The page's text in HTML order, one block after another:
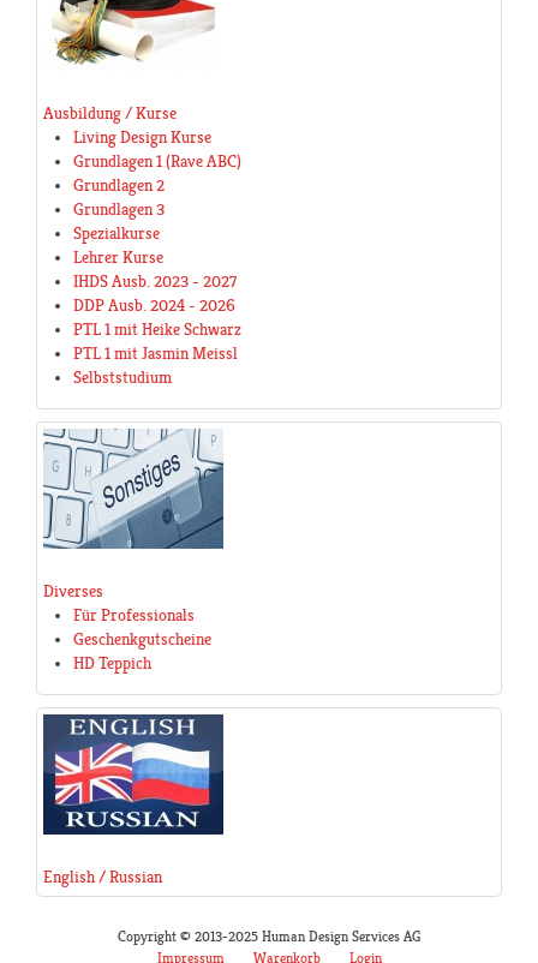
Ausbildung / Kurse
Living Design Kurse
Grundlagen 1 (Rave ABC)
Grundlagen 2
Grundlagen 3
Spezialkurse
Lehrer Kurse
IHDS Ausb. 2023 - 2027
DDP Ausb. 2024 - 2026
PTL 1 mit Heike Schwarz
PTL 1 mit Jasmin Meissl
Selbststudium
Diverses
Für Professionals
Geschenkgutscheine
HD Teppich
English / Russian
Copyright © 2013-2025 Human Design Services AG
Impressum
Warenkorb Login